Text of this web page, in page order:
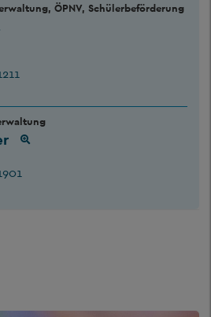
ÖPNV, Schülerbeförderung